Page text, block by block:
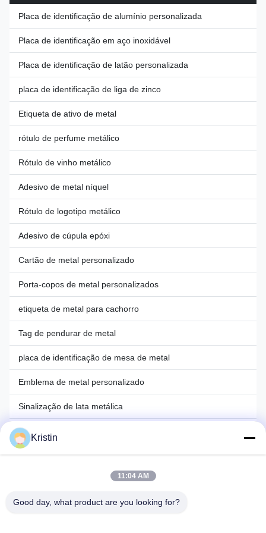
comes in sizes suitable for
common decorative scenarios
metal coaster Technique Printed
Style Custom Brand Name
NP0018 Product name Metal
Placa de identificação de alumínio personalizada
Placa de identificação em aço inoxidável
Placa de identificação de latão personalizada
placa de identificação de liga de zinco
Etiqueta de ativo de metal
rótulo de perfume metálico
Rótulo de vinho metálico
Adesivo de metal níquel
Rótulo de logotipo metálico
Adesivo de cúpula epóxi
Cartão de metal personalizado
Porta-copos de metal personalizados
etiqueta de metal para cachorro
Tag de pendurar de metal
placa de identificação de mesa de metal
Emblema de metal personalizado
Sinalização de lata metálica
Marca de livro de metal personalizada
Estêncil de metal personalizado
cabide de medalha de metal
enfeites de Natal de metal
Kristin
11:04 AM
Good day, what product are you looking for?